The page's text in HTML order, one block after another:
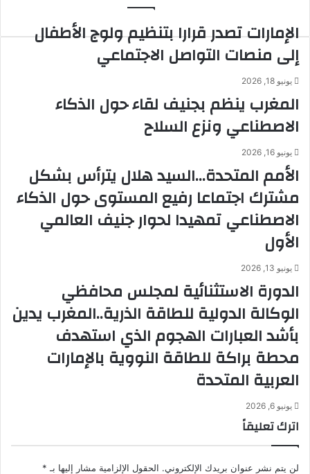
الإمارات تصدر قرارا بتنظيم ولوج الأطفال
إلى منصات التواصل الاجتماعي
يونيو 18, 2026
المغرب ينظم بجنيف لقاء حول الذكاء
الاصطناعي ونزع السلاح
يونيو 16, 2026
الأمم المتحدة…السيد هلال يترأس بشكل
مشترك اجتماعا رفيع المستوى حول الذكاء
الاصطناعي تمهيدا لحوار جنيف العالمي
الأول
يونيو 13, 2026
الدورة الاستثنائية لمجلس محافظي
الوكالة الدولية للطاقة الذرية..المغرب يدين
بأشد العبارات الهجوم الذي استهدف
محطة براكة للطاقة النووية بالإمارات
العربية المتحدة
يونيو 6, 2026
اترك تعليقاً
لن يتم نشر عنوان بريدك الإلكتروني. الحقول الإلزامية مشار إليها بـ *